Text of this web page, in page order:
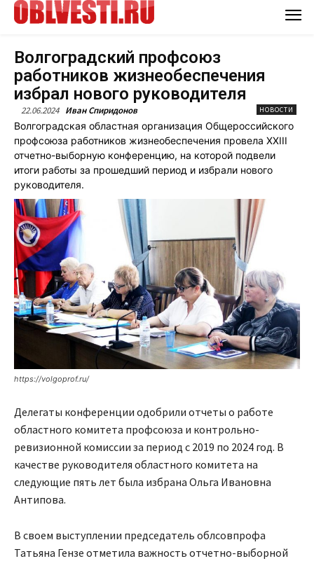
Волгоградский профсоюз
работников жизнеобеспечения
избрал нового руководителя
22.06.2024 Иван Спиридонов НОВОСТИ
Волгоградская областная организация Общероссийского
профсоюза работников жизнеобеспечения провела ХХIII
отчетно-выборную конференцию, на которой подвели
итоги работы за прошедший период и избрали нового
руководителя.
https://volgoprof.ru/
Делегаты конференции одобрили отчеты о работе
областного комитета профсоюза и контрольно-
ревизионной комиссии за период с 2019 по 2024 год. В
качестве руководителя областного комитета на
следующие пять лет была избрана Ольга Ивановна
Антипова.
В своем выступлении председатель облсовпрофа
Татьяна Гензе отметила важность отчетно-выборной